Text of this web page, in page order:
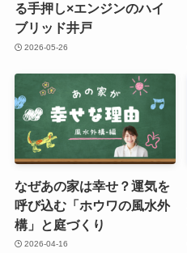
る手押し×エンジンのハイ
ブリッド井戸
2026-05-26
なぜあの家は幸せ？運気を
呼び込む「ホウワの風水外
構」と庭づくり
2026-04-16